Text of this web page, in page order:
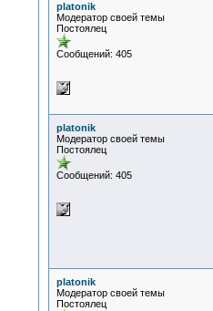
platonik
Модератор своей темы
Постоялец
Сообщений: 405
platonik
Модератор своей темы
Постоялец
Сообщений: 405
platonik
Модератор своей темы
Постоялец